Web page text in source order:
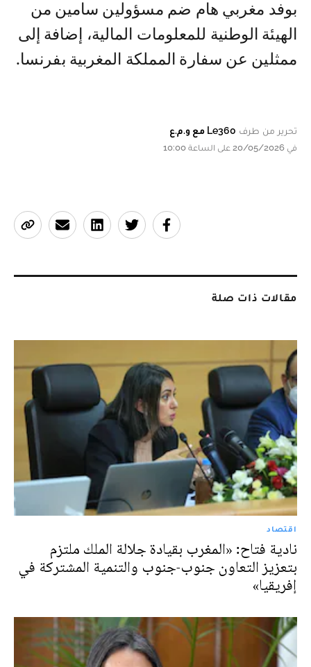
بوفد مغربي هام ضم مسؤولين سامين من
الهيئة الوطنية للمعلومات المالية، إضافة إلى
ممثلين عن سفارة المملكة المغربية بفرنسا.
تحرير من طرف Le360 مع و.م.ع
في 20/05/2026 على الساعة 10:00
مقالات ذات صلة
اقتصاد
نادية فتاح: «المغرب بقيادة جلالة الملك ملتزم
بتعزيز التعاون جنوب-جنوب والتنمية المشتركة في
إفريقيا»